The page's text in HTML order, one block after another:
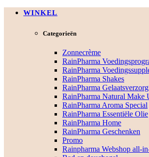
WINKEL
Categorieën
Zonnecrème
RainPharma
RainPharma
RainPharma Shakes
RainPharma
RainPharma Natural Make
RainPharma Aroma Special
RainPharma Essentiële Olie
RainPharma Home
RainPharma Geschenken
Promo
Rainpharma Webshop all-